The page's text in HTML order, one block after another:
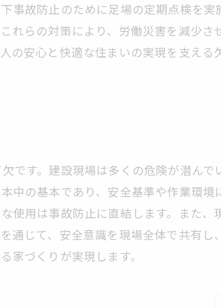
事故防止のために足場の定期点検を実
れらの対策により、労働災害を減少さ
の安心と快適な住まいの実現を支える
です。建設現場は多くの危険が潜んで
中の基本であり、安全基準や作業環境
使用は事故防止に直結します。また、
通じて、安全意識を現場全体で共有し
づくりが実現します。